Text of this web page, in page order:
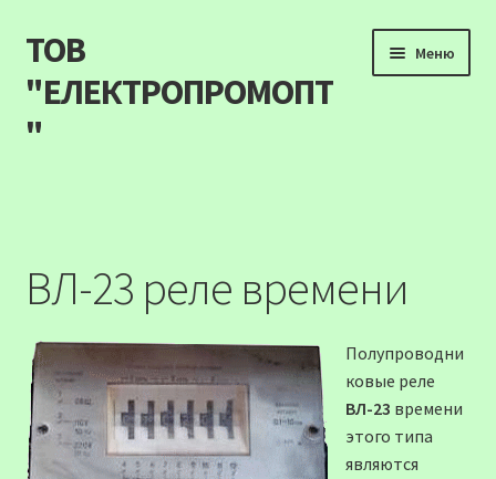
Перейти
до
навігації
Перейти
до
вмісту
ТОВ
"ЕЛЕКТРОПРОМОПТ
"
Меню
Прайс
Контакти
Про компанію
ВЛ-23 реле времени
Полупроводни
ковые реле
ВЛ-23 времени
этого типа
являются